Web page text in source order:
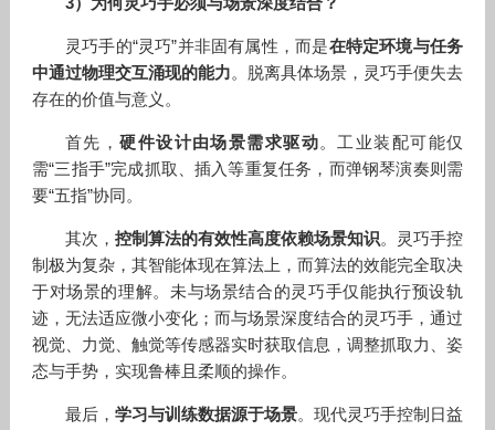
灵巧手的“灵巧”并非固有属性，而是在特定环境与任务
中通过物理交互涌现的能力。脱离具体场景，灵巧手便失去
存在的价值与意义。
首先，硬件设计由场景需求驱动。工业装配可能仅
需“三指手”完成抓取、插入等重复任务，而弹钢琴演奏则需
要“五指”协同。
其次， 控制算法的有效性高度依赖场景知识。灵巧手控
制极为复杂，其智能体现在算法上，而算法的效能完全取决
于对场景的理解。未与场景结合的灵巧手仅能执行预设轨
迹，无法适应微小变化；而与场景深度结合的灵巧手，通过
视觉、力觉、触觉等传感器实时获取信息，调整抓取力、姿
态与手势，实现鲁棒且柔顺的操作。
最后， 学习与训练数据源于场景。现代灵巧手控制日益